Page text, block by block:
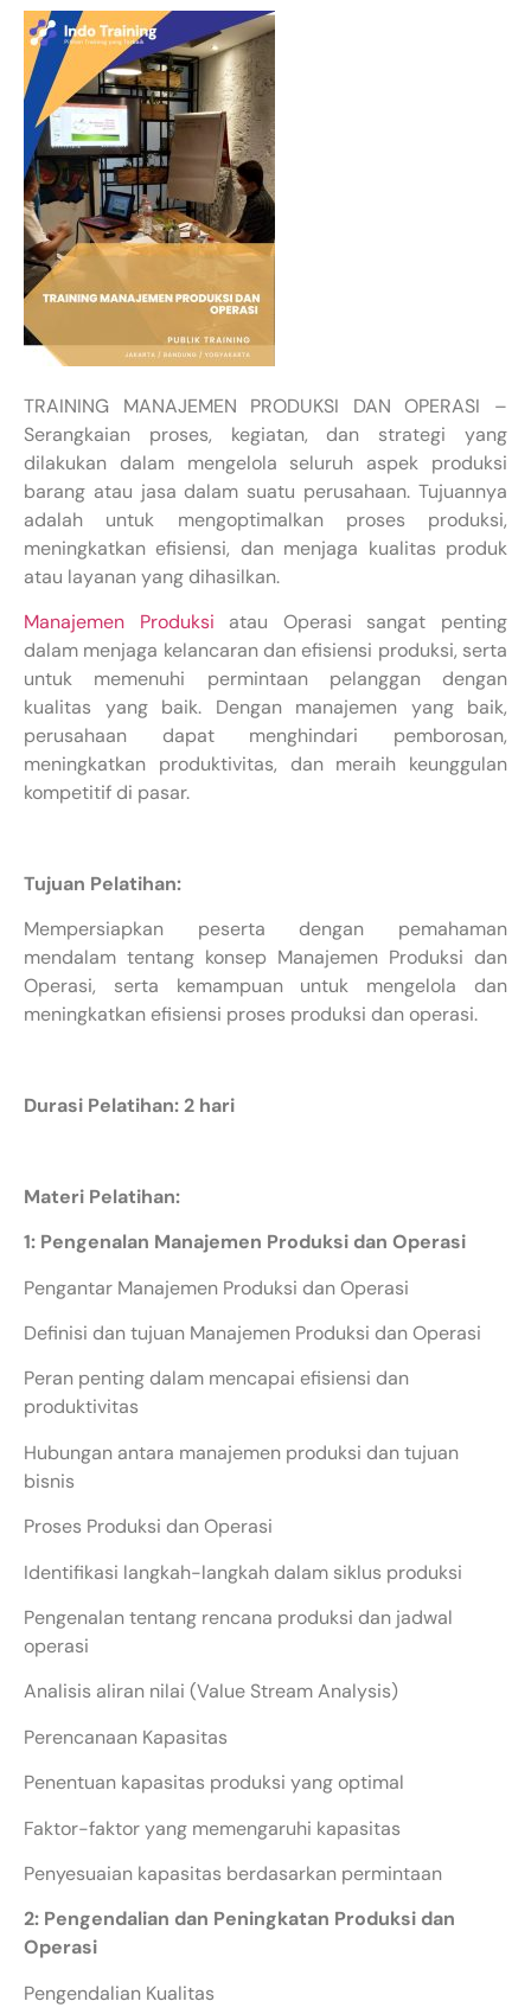
TRAINING MANAJEMEN PRODUKSI DAN OPERASI –
Serangkaian proses, kegiatan, dan strategi yang
dilakukan dalam mengelola seluruh aspek produksi
barang atau jasa dalam suatu perusahaan. Tujuannya
adalah untuk mengoptimalkan proses produksi,
meningkatkan efisiensi, dan menjaga kualitas produk
atau layanan yang dihasilkan.
Manajemen Produksi atau Operasi sangat penting
dalam menjaga kelancaran dan efisiensi produksi, serta
untuk memenuhi permintaan pelanggan dengan
kualitas yang baik. Dengan manajemen yang baik,
perusahaan dapat menghindari pemborosan,
meningkatkan produktivitas, dan meraih keunggulan
kompetitif di pasar.
Tujuan Pelatihan:
Mempersiapkan peserta dengan pemahaman
mendalam tentang konsep Manajemen Produksi dan
Operasi, serta kemampuan untuk mengelola dan
meningkatkan efisiensi proses produksi dan operasi.
Durasi Pelatihan: 2 hari
Materi Pelatihan:
1: Pengenalan Manajemen Produksi dan Operasi
Pengantar Manajemen Produksi dan Operasi
Definisi dan tujuan Manajemen Produksi dan Operasi
Peran penting dalam mencapai efisiensi dan
produktivitas
Hubungan antara manajemen produksi dan tujuan
bisnis
Proses Produksi dan Operasi
Identifikasi langkah-langkah dalam siklus produksi
Pengenalan tentang rencana produksi dan jadwal
operasi
Analisis aliran nilai (Value Stream Analysis)
Perencanaan Kapasitas
Penentuan kapasitas produksi yang optimal
Faktor-faktor yang memengaruhi kapasitas
Penyesuaian kapasitas berdasarkan permintaan
2: Pengendalian dan Peningkatan Produksi dan
Operasi
Pengendalian Kualitas